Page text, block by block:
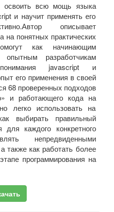
освоить всю мощь языка
и научит применять его
описывает
на понятных практических
как начинающим
разработчикам
javascript и
его применения в своей
68 проверенных подходов
и работающего кода на
легко использовать на
выбирать правильный
для каждого конкретного
непредвиденными
также как работать более
программирования на